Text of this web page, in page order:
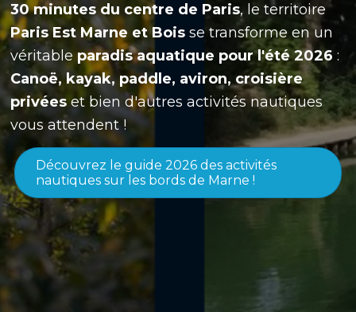
30 minutes du centre de Paris, le territoire
Paris Est Marne et Bois se transforme en un
véritable paradis aquatique pour l'été 2026 :
Canoë, kayak, paddle, aviron, croisière
privées et bien d'autres activités nautiques
vous attendent !
Découvrez le guide 2026 des activités
nautiques sur les bords de Marne !